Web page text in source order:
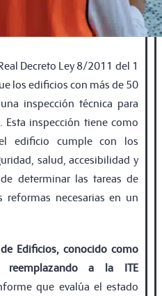
Decreto Ley 8/2011 del 1
los ediﬁcios con más de 50
inspección técnica para
Esta inspección tiene como
ediﬁcio cumple con los
salud, accesibilidad y
determinar las tareas de
necesarias en un
Ediﬁcios, conocido como
reemplazando a la ITE
que evalúa el estado